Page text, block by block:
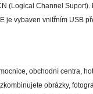
(Logical Channel
vybaven vnitřním USB
obchodní centra,
obrázky,